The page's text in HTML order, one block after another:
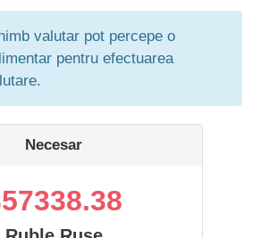
valutar pot percepe o
pentru efectuarea
Necesar